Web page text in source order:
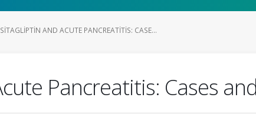
SITAGLIPTIN AND ACUTE PANCREATITIS: CASE...
Pancreatitis: Cases